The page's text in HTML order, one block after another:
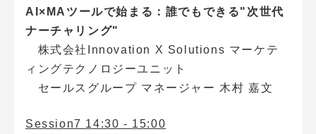
AI×MAツールで始まる：誰でもできる"次世代
ナーチャリング"
株式会社Innovation X Solutions マーケテ
ィングテクノロジーユニット
セールスグループ マネージャー 木村 嘉文
Session7 14:30 - 15:00